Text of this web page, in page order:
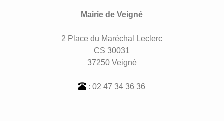
Mairie de Veigné
2 Place du Maréchal Leclerc
CS 30031
37250 Veigné
: 02 47 34 36 36